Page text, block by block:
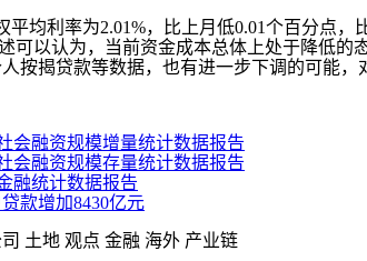
利率为2.01%，比上月低0.01个百分点，
可以认为，当前资金成本总体上处于降低
按揭贷款等数据，也有进一步下调的可能
会融资规模增量统计数据报告
会融资规模存量统计数据报告
融统计数据报告
款增加8430亿元
土地 观点 金融 海外 产业链